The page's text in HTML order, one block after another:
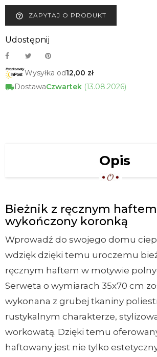
help_outline ZAPYTAJ O PRODUKT
Udostępnij
Wysyłka od12,00 zł
DostawaCzwartek (13.08.2026)
Opis
Bieżnik z ręcznym haftem
wykończony koronką
Wprowadź do swojego domu
wdzięk dzięki temu uroczemu
ręcznym haftem w motywie
Serweta o wymiarach 35x70 cm
wykonana z grubej tkaniny
rustykalnym charakterze,
workowatą. Dzięki temu
haftowany jest nie tylko